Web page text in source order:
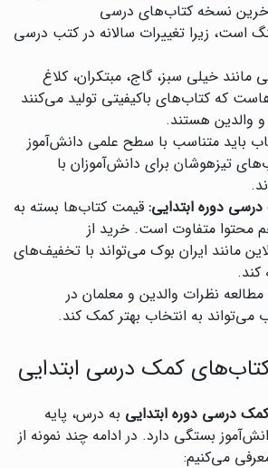
نسخه کتاب‌های درسی
است، زیرا تغییرات سالانه در کتب درسی
مانند خیلی سبز، گاج، مبتکران، کلاغ
که کتاب‌های باکیفیتی تولید می‌کنند
و والدین هستند.
باید متناسب با سطح علمی دانش‌آموز
تیزهوشان برای دانش‌آموزان با
دوره ابتدایی: قیمت کتاب‌ها بسته به
محتوا متفاوت است. خرید از
مانند ایران بوک می‌تواند با تخفیف‌های
کند.
مطالعه نظرات والدین و معلمان در
به انتخاب بهتر کمک کند.
کمک درسی ابتدایی
درسی دوره ابتدایی به درس، پایه
بستگی دارد. در ادامه چند نمونه از
می‌کنیم: